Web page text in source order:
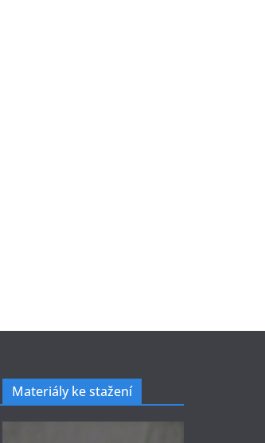
Materiály ke stažení